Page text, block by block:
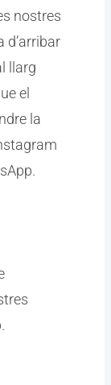
nostres
d’arribar
llarg
el
la